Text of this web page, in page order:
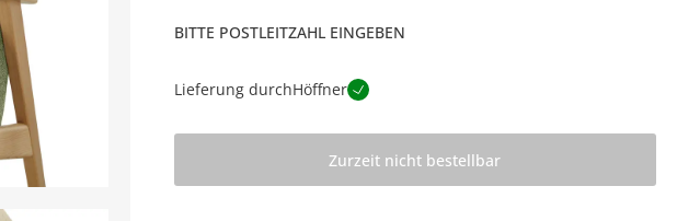
BITTE POSTLEITZAHL EINGEBEN
Lieferung durchHöffner
Zurzeit nicht bestellbar